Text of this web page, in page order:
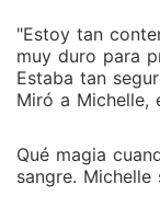
"Estoy tan
muy duro para
Estaba tan
Miró a Michelle,
Qué magia
sangre.